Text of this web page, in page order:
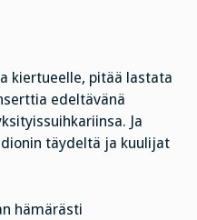
kiertueelle, pitää lastata
edeltävänä
Ja
täydeltä ja kuulijat
hämärästi